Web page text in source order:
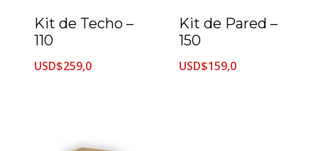
Kit de Techo –
110
USD$259,0
Kit de Pared –
150
USD$159,0